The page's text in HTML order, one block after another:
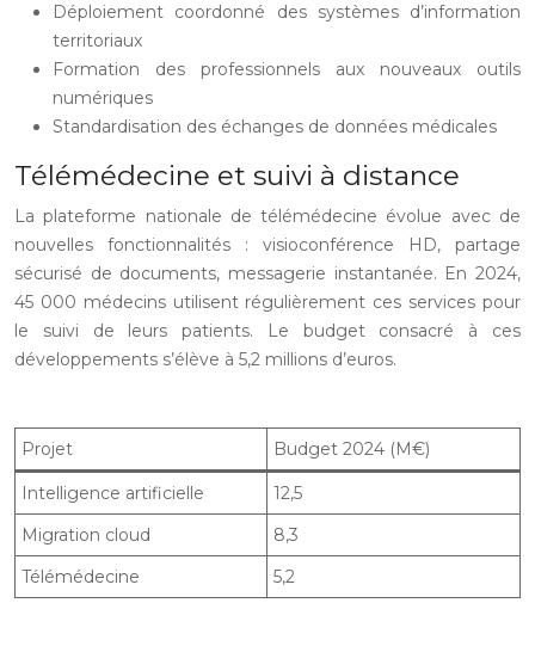
Déploiement coordonné des systèmes d’information
territoriaux
Formation des professionnels aux nouveaux outils
numériques
Standardisation des échanges de données médicales
Télémédecine et suivi à distance
La plateforme nationale de télémédecine évolue avec de
nouvelles fonctionnalités : visioconférence HD, partage
sécurisé de documents, messagerie instantanée. En 2024,
45 000 médecins utilisent régulièrement ces services pour
le suivi de leurs patients. Le budget consacré à ces
développements s’élève à 5,2 millions d’euros.
Projet Budget 2024 (M€)
Intelligence artificielle
12,5
Migration cloud
8,3
Télémédecine
5,2